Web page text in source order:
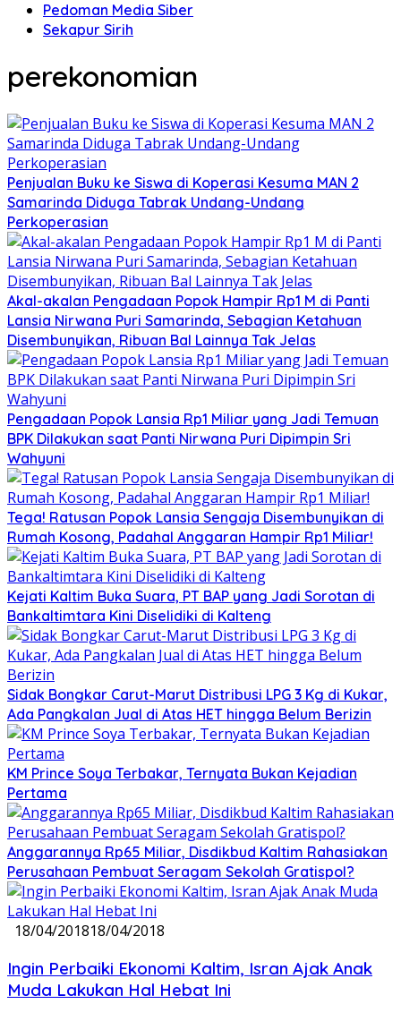
Pedoman Media Siber
Sekapur Sirih
perekonomian
Penjualan Buku ke Siswa di Koperasi Kesuma MAN 2
Samarinda Diduga Tabrak Undang-Undang
Perkoperasian
Akal-akalan Pengadaan Popok Hampir Rp1 M di Panti
Lansia Nirwana Puri Samarinda, Sebagian Ketahuan
Disembunyikan, Ribuan Bal Lainnya Tak Jelas
Pengadaan Popok Lansia Rp1 Miliar yang Jadi Temuan
BPK Dilakukan saat Panti Nirwana Puri Dipimpin Sri
Wahyuni
Tega! Ratusan Popok Lansia Sengaja Disembunyikan di
Rumah Kosong, Padahal Anggaran Hampir Rp1 Miliar!
Kejati Kaltim Buka Suara, PT BAP yang Jadi Sorotan di
Bankaltimtara Kini Diselidiki di Kalteng
Sidak Bongkar Carut-Marut Distribusi LPG 3 Kg di Kukar,
Ada Pangkalan Jual di Atas HET hingga Belum Berizin
KM Prince Soya Terbakar, Ternyata Bukan Kejadian
Pertama
Anggarannya Rp65 Miliar, Disdikbud Kaltim Rahasiakan
Perusahaan Pembuat Seragam Sekolah Gratispol?
18/04/201818/04/2018
Ingin Perbaiki Ekonomi Kaltim, Isran Ajak Anak
Muda Lakukan Hal Hebat Ini